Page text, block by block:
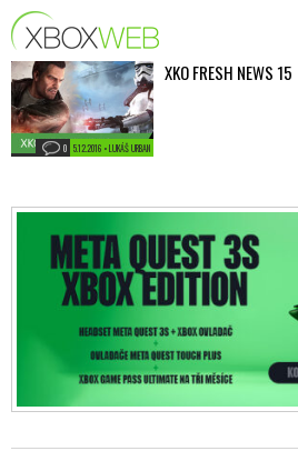
5.12.2016 • LUKÁŠ URBAN
0
XKO FRESH NEWS 15